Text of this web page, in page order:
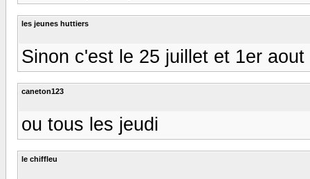
les jeunes huttiers
Sinon c'est le 25 juillet et 1er
caneton123
ou tous les jeudi
le chiffleu